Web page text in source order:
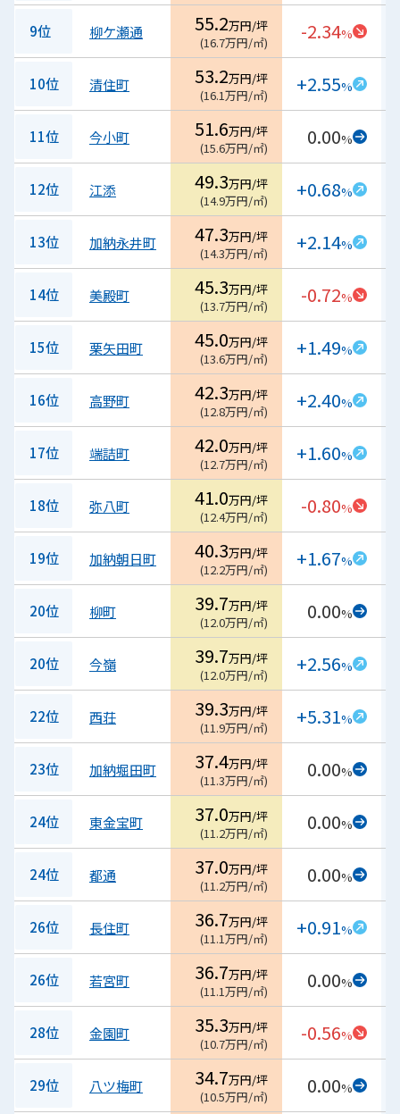
9位 柳ケ瀬通 55.2万円/坪
(16.7万円/㎡) -2.34%
10位 清住町 53.2万円/坪
(16.1万円/㎡) +2.55%
11位 今小町 51.6万円/坪
(15.6万円/㎡) 0.00%
12位 江添 49.3万円/坪
(14.9万円/㎡) +0.68%
13位 加納永井町 47.3万円/坪
(14.3万円/㎡) +2.14%
14位 美殿町 45.3万円/坪
(13.7万円/㎡) -0.72%
15位 栗矢田町 45.0万円/坪
(13.6万円/㎡) +1.49%
16位 高野町 42.3万円/坪
(12.8万円/㎡) +2.40%
17位 端詰町 42.0万円/坪
(12.7万円/㎡) +1.60%
18位 弥八町 41.0万円/坪
(12.4万円/㎡) -0.80%
19位 加納朝日町 40.3万円/坪
(12.2万円/㎡) +1.67%
20位 柳町 39.7万円/坪
(12.0万円/㎡) 0.00%
20位 今嶺 39.7万円/坪
(12.0万円/㎡) +2.56%
22位 西荘 39.3万円/坪
(11.9万円/㎡) +5.31%
23位 加納堀田町 37.4万円/坪
(11.3万円/㎡) 0.00%
24位 東金宝町 37.0万円/坪
(11.2万円/㎡) 0.00%
24位 都通 37.0万円/坪
(11.2万円/㎡) 0.00%
26位 長住町 36.7万円/坪
(11.1万円/㎡) +0.91%
26位 若宮町 36.7万円/坪
(11.1万円/㎡) 0.00%
28位 金園町 35.3万円/坪
(10.7万円/㎡) -0.56%
29位 八ツ梅町 34.7万円/坪
(10.5万円/㎡) 0.00%